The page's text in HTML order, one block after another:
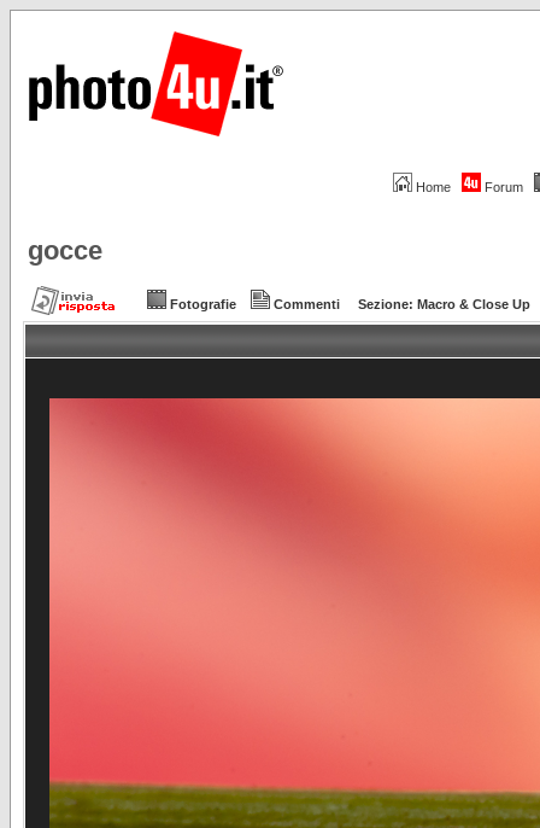
Home Forum
gocce
Fotografie Commenti Sezione: Macro & Close Up